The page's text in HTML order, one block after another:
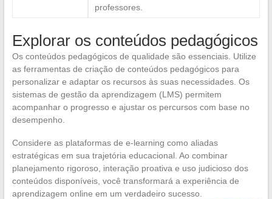
professores.
Explorar os conteúdos pedagógicos
Os conteúdos pedagógicos de qualidade são essenciais. Utilize
as ferramentas de criação de conteúdos pedagógicos para
personalizar e adaptar os recursos às suas necessidades. Os
sistemas de gestão da aprendizagem (LMS) permitem
acompanhar o progresso e ajustar os percursos com base no
desempenho.
Considere as plataformas de e-learning como aliadas
estratégicas em sua trajetória educacional. Ao combinar
planejamento rigoroso, interação proativa e uso judicioso dos
conteúdos disponíveis, você transformará a experiência de
aprendizagem online em um verdadeiro sucesso.